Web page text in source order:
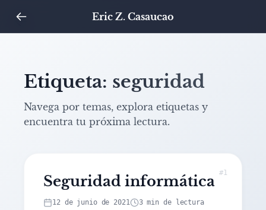
Eric Z. Casaucao
Etiqueta: seguridad
Navega por temas, explora etiquetas y
encuentra tu próxima lectura.
#1
Leer artículo: Seguridad informática
Seguridad informática
12 de junio de 2021 3 min de lectura